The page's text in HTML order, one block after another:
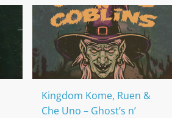
Kingdom Kome, Ruen &
Che Uno – Ghost’s n’